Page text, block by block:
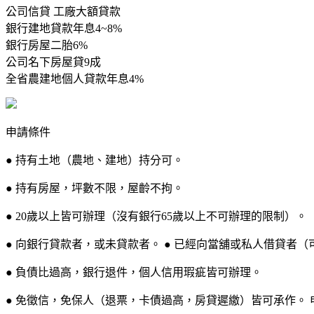
公司信貸 工廠大額貸款
銀行建地貸款年息4~8%
銀行房屋二胎6%
公司名下房屋貸9成
全省農建地個人貸款年息4%
申請條件
● 持有土地（農地、建地）持分可。
● 持有房屋，坪數不限，屋齡不拘。
● 20歲以上皆可辦理（沒有銀行65歲以上不可辦理的限制）。
● 向銀行貸款者，或未貸款者。 ● 已經向當舖或私人借貸者（
● 負債比過高，銀行退件，個人信用瑕疵皆可辦理。
● 免徵信，免保人（退票，卡債過高，房貸遲繳）皆可承作。